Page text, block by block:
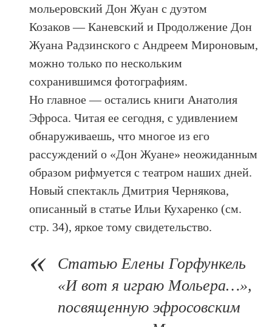
мольеровский Дон Жуан с дуэтом
Козаков — Каневский и Продолжение Дон
Жуана Радзинского с Андреем Мироновым,
можно только по нескольким
сохранившимся фотографиям.
Но главное — остались книги Анатолия
Эфроса. Читая ее сегодня, с удивлением
обнаруживаешь, что многое из его
рассуждений о «Дон Жуане» неожиданным
образом рифмуется с театром наших дней.
Новый спектакль Дмитрия Чернякова,
описанный в статье Ильи Кухаренко (см.
стр. 34), яркое тому свидетельство.
Статью Елены Горфункель
«И вот я играю Мольера…»,
посвященную эфросовским